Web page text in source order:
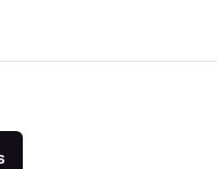
1 200,00 € neuf